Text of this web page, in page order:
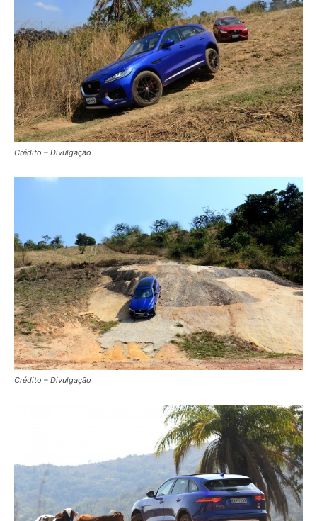
Crédito – Divulgação
Crédito – Divulgação